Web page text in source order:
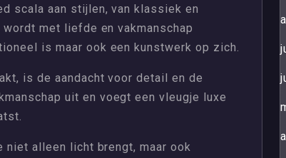
scala aan stijlen, van klassiek en
met liefde en vakmanschap
is maar ook een kunstwerk op zich.
is de aandacht voor detail en de
uit en voegt een vleugje luxe
niet alleen licht brengt, maar ook